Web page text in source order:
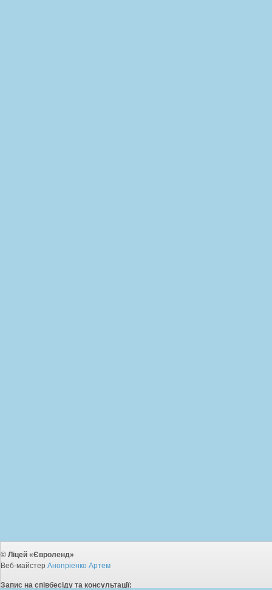
© Ліцей «Євроленд»
Веб-майстер Анопріенко Артем
Запис на співбесіду та консультації: